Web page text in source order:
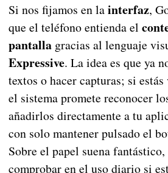
Si nos fijamos en lainterfaz,
que el teléfono entienda el
pantallagracias al lenguaje
Expressive. La idea es que ya
textos o hacer capturas; si
el sistema promete reconocer
añadirlos directamente a tu
con solo mantener pulsado el
Sobre el papel suena
comprobar en el uso diario si